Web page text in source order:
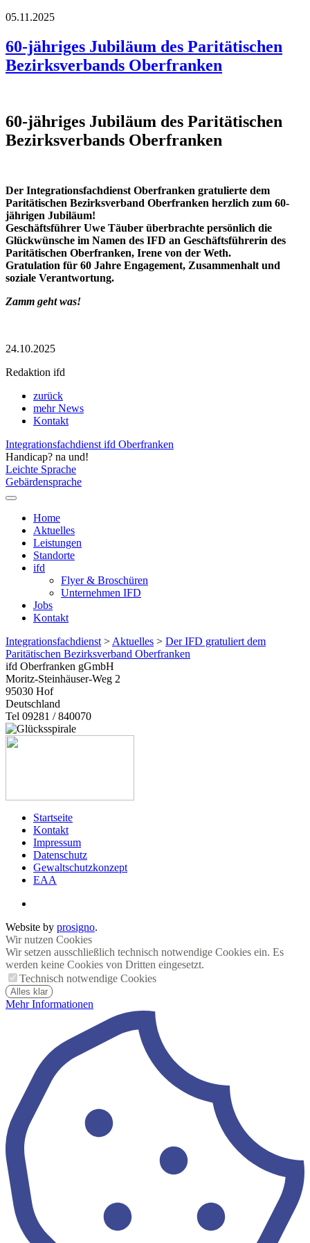
05.11.2025
60-jähriges Jubiläum des Paritätischen
Bezirksverbands Oberfranken
60-jähriges Jubiläum des Paritätischen
Bezirksverbands Oberfranken
Der Integrationsfachdienst Oberfranken gratulierte dem
Paritätischen Bezirksverband Oberfranken herzlich zum 60-
jährigen Jubiläum!
Geschäftsführer Uwe Täuber überbrachte persönlich die
Glückwünsche im Namen des IFD an Geschäftsführerin des
Paritätischen Oberfranken, Irene von der Weth.
Gratulation für 60 Jahre Engagement, Zusammenhalt und
soziale Verantwortung.
Zamm geht was!
24.10.2025
Redaktion ifd
zurück
mehr News
Kontakt
Integrationsfachdienst ifd Oberfranken
Handicap? na und!
Leichte Sprache
Gebärdensprache
Home
Aktuelles
Leistungen
Standorte
ifd
Flyer & Broschüren
Unternehmen IFD
Jobs
Kontakt
Integrationsfachdienst > Aktuelles > Der IFD gratuliert dem
Paritätischen Bezirksverband Oberfranken
ifd Oberfranken gGmbH
Moritz-Steinhäuser-Weg 2
95030 Hof
Deutschland
Tel 09281 / 840070
Startseite
Kontakt
Impressum
Datenschutz
Gewaltschutzkonzept
EAA
Website by prosigno.
Wir nutzen Cookies
Wir setzen ausschließlich technisch notwendige Cookies ein. Es
werden keine Cookies von Dritten eingesetzt.
Technisch notwendige Cookies
Alles klar
Mehr Informationen